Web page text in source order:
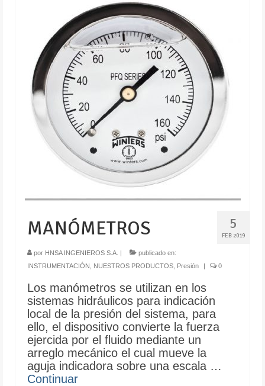
5
FEB 2019
MANÓMETROS
por HNSA INGENIEROS S.A. |
publicado en:
INSTRUMENTACIÓN
NUESTROS PRODUCTOS Presión | 0
Los manómetros se utilizan en los
sistemas hidráulicos para indicación
local de la presión del sistema, para
ello, el dispositivo convierte la fuerza
ejercida por el fluido mediante un
arreglo mecánico el cual mueve la
aguja indicadora sobre una escala …
Continuar